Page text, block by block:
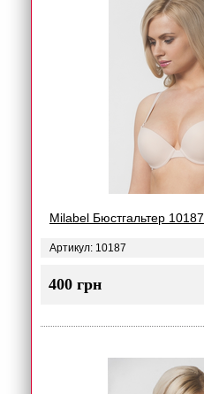
Milabel Бюстгальтер 10187
Артикул: 10187
400 грн